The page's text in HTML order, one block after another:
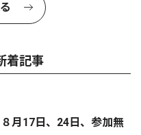
着記事
月17日、24日、参加無